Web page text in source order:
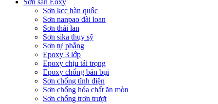
Sơn sàn Eoxy
Sơn kcc hàn quốc
Sơn nanpao đài loan
Sơn thái lan
Sơn sika thụy sỹ
Sơn tự phẳng
Epoxy 3 lớp
Epoxy chịu tải trọng
Epoxy chống bán bụi
Sơn chống tĩnh điện
Sơn chống hóa chất ăn mòn
Sơn chống trơn trượt